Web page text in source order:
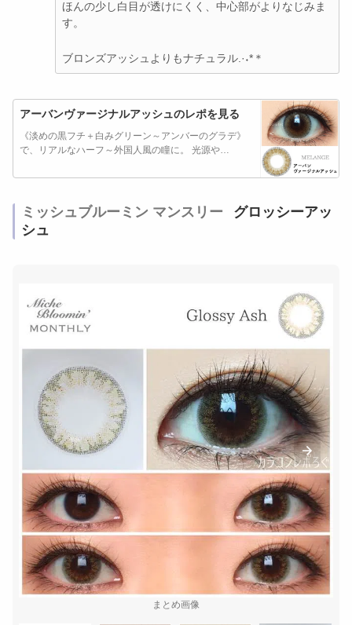
ほんの少し白目が透けにくく、中心部がよりなじみま
す。
ブロンズアッシュよりもナチュラル.·˖*＊
アーバンヴァージナルアッシュのレポを見る
《淡めの黒フチ＋白みグリーン～アンバーのグラデ》
で、リアルなハーフ～外国人風の瞳に。 光源や…
ミッシュブルーミン マンスリー
グロッシーアッ
シュ
まとめ画像